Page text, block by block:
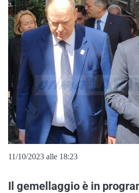
11/10/2023 alle 18:23
Il gemellaggio è in